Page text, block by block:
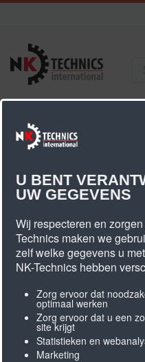
+31 (0) 314 393751
H
U BENT
UW GEGEVENS
Wij respecteren en
Technics maken we
zelf welke gegevens u
NK-Technics hebben
Zorg ervoor dat
optimaal werken
Zorg ervoor dat u een
site krijgt
Statistieken en
Marketing